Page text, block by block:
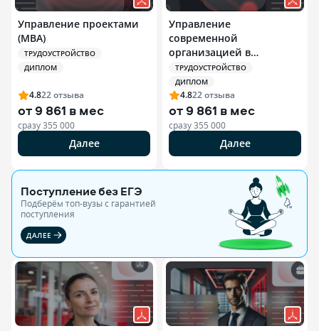
Управление проектами
(MBA)
ТРУДОУСТРОЙСТВО
ДИПЛОМ
4.822отзыва
от9 861 в мес
сразу355 000
Далее
Управление
современной
организацией в
здравоохранении (MBA)
ТРУДОУСТРОЙСТВО
ДИПЛОМ
4.822отзыва
от9 861 в мес
сразу355 000
Далее
Поступление без ЕГЭ
Подберём топ-вузы c гарантией
поступления
ДАЛЕЕ